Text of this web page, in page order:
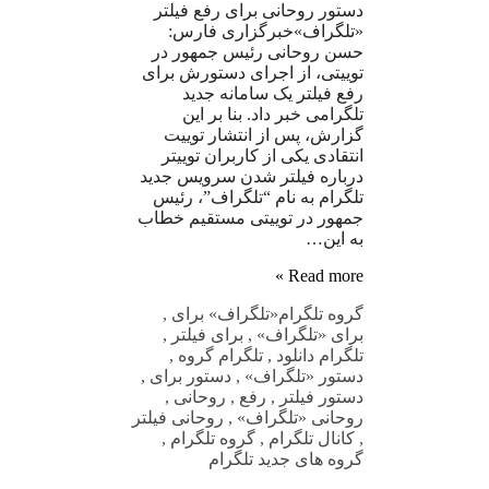
دستور روحانی برای رفع فیلتر
«تلگراف»خبرگزاری فارس:
حسن روحانی رئیس جمهور در
توییتی، از اجرای دستورش برای
رفع فیلتر یک سامانه جدید
تلگرامی خبر داد. بنا بر این
گزارش، پس از انتشار توییت
انتقادی یکی از کاربران توییتر
درباره فیلتر شدن سرویس جدید
تلگرام به نام “تلگراف”، رئیس
جمهور در توییتی مستقیم خطاب
به این…
Read more »
گروه تلگرام«تلگراف» برای ,
برای «تلگراف» , برای فیلتر ,
تلگرام دانلود , تلگرام گروه ,
دستور «تلگراف» , دستور برای ,
دستور فیلتر , رفع , روحانی ,
روحانی «تلگراف» , روحانی فیلتر
, کانال تلگرام , گروه تلگرام ,
گروه های جدید تلگرام